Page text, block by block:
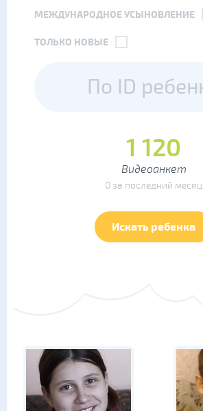
МЕЖДУНАРОДНОЕ УСЫНОВЛЕНИЕ
ТОЛЬКО НОВЫЕ
1 120
Видеоанкет
0 за последний месяц
Искать ребенка